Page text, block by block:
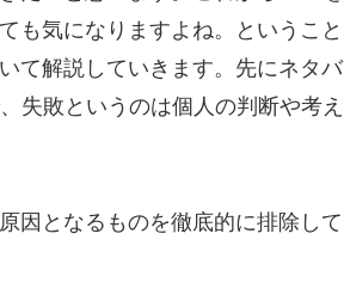
も気になりますよね。ということ
て解説していきます。先にネタバ
失敗というのは個人の判断や考え
因となるものを徹底的に排除して